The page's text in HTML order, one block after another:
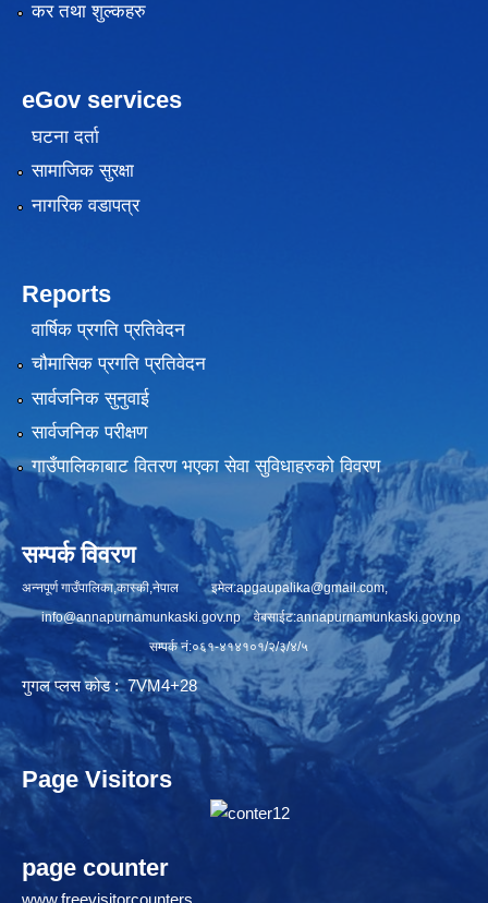
कर तथा शुल्कहरु
eGov services
घटना दर्ता
सामाजिक सुरक्षा
नागरिक वडापत्र
Reports
वार्षिक प्रगति प्रतिवेदन
चौमासिक प्रगति प्रतिवेदन
सार्वजनिक सुनुवाई
सार्वजनिक परीक्षण
गाउँपालिकाबाट वितरण भएका सेवा सुविधाहरुको विवरण
सम्पर्क विवरण
अन्नपूर्ण गाउँपालिका,कास्की,नेपाल इमेल:apgaupalika@gmail.com,
info@annapurnamunkaski.gov.npवेबसाईट:annapurnamunkaski.gov.np
सम्पर्क नं:०६१-४१४१०१/२/३/४/५
गुगल प्लस कोड : 7VM4+28
Page Visitors
page counter
www.freevisitorcounters